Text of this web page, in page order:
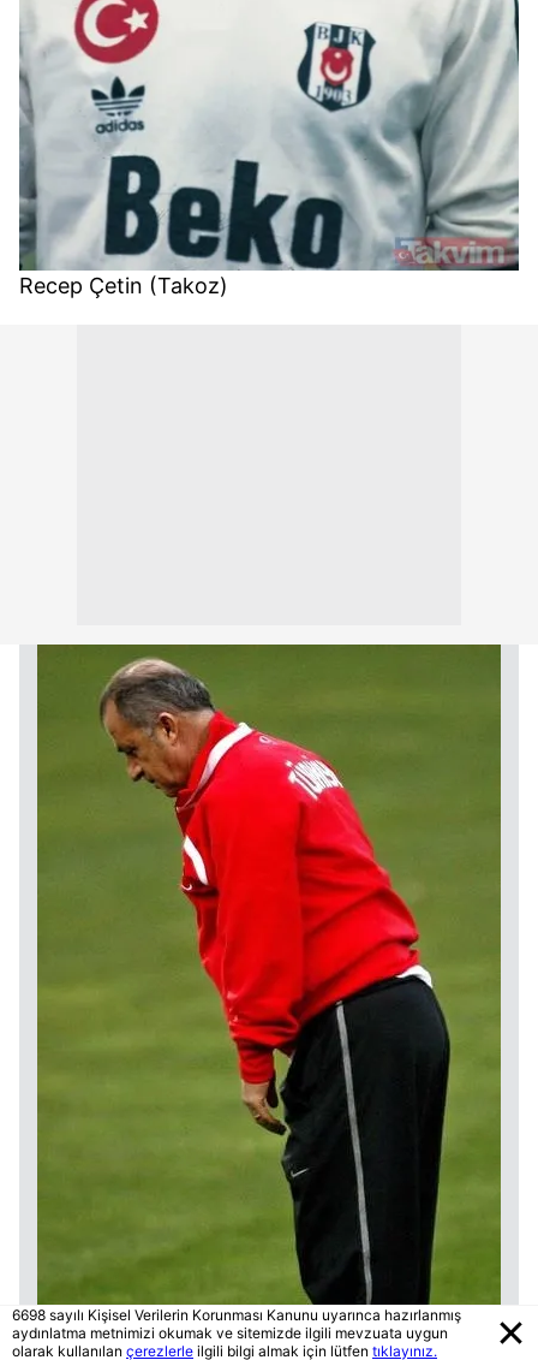
Recep Çetin (Takoz)
6698 sayılı Kişisel Verilerin Korunması Kanunu uyarınca hazırlanmış
aydınlatma metnimizi okumak ve sitemizde ilgili mevzuata uygun
olarak kullanılan çerezlerle ilgili bilgi almak için lütfen tıklayınız.